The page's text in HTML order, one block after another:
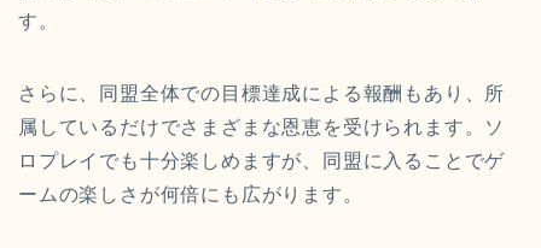
す。
さらに、同盟全体での目標達成による報酬もあり、所
属しているだけでさまざまな恩恵を受けられます。ソ
ロプレイでも十分楽しめますが、同盟に入ることでゲ
ームの楽しさが何倍にも広がります。